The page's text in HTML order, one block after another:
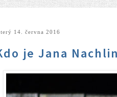
úterý 14. června 2016
Kdo je Jana